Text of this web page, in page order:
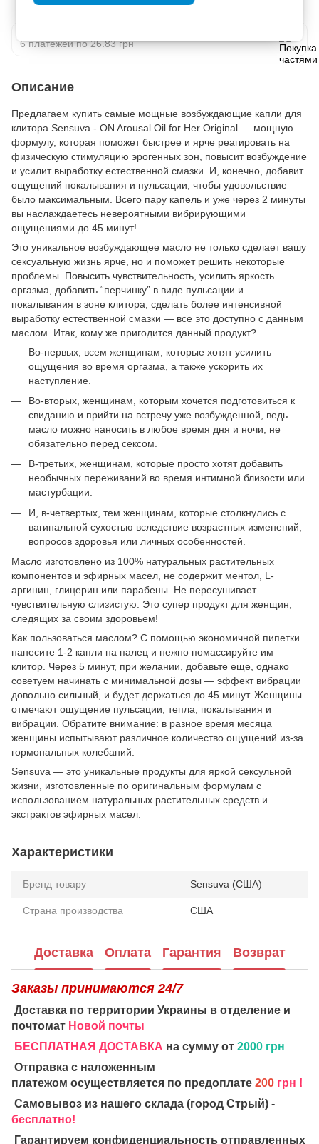
6 платежей по 26.83 грн
Описание
Предлагаем купить самые мощные возбуждающие капли для
клитора Sensuva - ON Arousal Oil for Her Original — мощную
формулу, которая поможет быстрее и ярче реагировать на
физическую стимуляцию эрогенных зон, повысит возбуждение
и усилит выработку естественной смазки. И, конечно, добавит
ощущений покалывания и пульсации, чтобы удовольствие
было максимальным. Всего пару капель и уже через 2 минуты
вы наслаждаетесь невероятными вибрирующими
ощущениями до 45 минут!
Это уникальное возбуждающее масло не только сделает вашу
сексуальную жизнь ярче, но и поможет решить некоторые
проблемы. Повысить чувствительность, усилить яркость
оргазма, добавить “перчинку” в виде пульсации и
покалывания в зоне клитора, сделать более интенсивной
выработку естественной смазки — все это доступно с данным
маслом. Итак, кому же пригодится данный продукт?
Во-первых, всем женщинам, которые хотят усилить
ощущения во время оргазма, а также ускорить их
наступление.
Во-вторых, женщинам, которым хочется подготовиться к
свиданию и прийти на встречу уже возбужденной, ведь
масло можно наносить в любое время дня и ночи, не
обязательно перед сексом.
В-третьих, женщинам, которые просто хотят добавить
необычных переживаний во время интимной близости или
мастурбации.
И, в-четвертых, тем женщинам, которые столкнулись с
вагинальной сухостью вследствие возрастных изменений,
вопросов здоровья или личных особенностей.
Масло изготовлено из 100% натуральных растительных
компонентов и эфирных масел, не содержит ментол, L-
аргинин, глицерин или парабены. Не пересушивает
чувствительную слизистую. Это супер продукт для женщин,
следящих за своим здоровьем!
Как пользоваться маслом? С помощью экономичной пипетки
нанесите 1-2 капли на палец и нежно помассируйте им
клитор. Через 5 минут, при желании, добавьте еще, однако
советуем начинать с минимальной дозы — эффект вибрации
довольно сильный, и будет держаться до 45 минут. Женщины
отмечают ощущение пульсации, тепла, покалывания и
вибрации. Обратите внимание: в разное время месяца
женщины испытывают различное количество ощущений из-за
гормональных колебаний.
Sensuva — это уникальные продукты для яркой сексульной
жизни, изготовленные по оригинальным формулам с
использованием натуральных растительных средств и
экстрактов эфирных масел.
Характеристики
Бренд товару Sensuva (США)
Страна производства США
Доставка Оплата Гарантия Возврат
Заказы принимаются 24/7
Доставка по территории Украины в отделение и
почтомат Новой почты
БЕСПЛАТНАЯ ДОСТАВКА на сумму от 2000 грн
Отправка с наложенным
платежом осуществляется по предоплате 200 грн !
Самовывоз из нашего склада (город Стрый) -
бесплатно!
Гарантируем конфиденциальность отправленных